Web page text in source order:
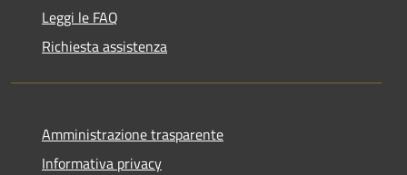
Leggi le FAQ
Richiesta assistenza
Amministrazione trasparente
Informativa privacy